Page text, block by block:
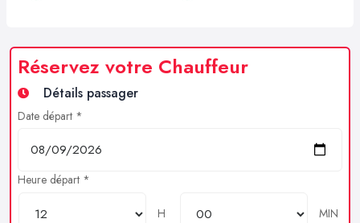
Réservez votre Chauffeur
Détails passager
Date départ *
Heure départ *
H
MIN